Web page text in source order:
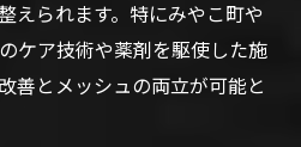
えられます。特にみやこ町や
ケア技術や薬剤を駆使した施
善とメッシュの両立が可能と